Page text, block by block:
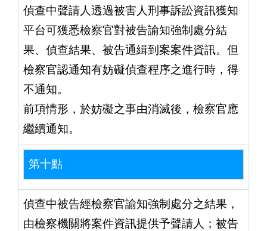
偵查中聲請人透過被害人刑事訴訟資訊獲知
平台可獲悉檢察官對被告諭知強制處分結
果、偵查結果、被告通緝到案案件資訊。但
檢察官認通知有妨礙偵查程序之進行時，得
不通知。
前項情形，於妨礙之事由消滅後，檢察官應
繼續通知。
第十點
偵查中被告經檢察官諭知強制處分之結果，
由檢察機關將案件資訊提供予聲請人；被告